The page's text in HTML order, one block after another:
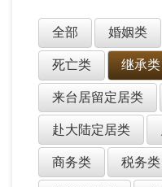
全部 婚姻类
死亡类 继承类
来台居留定居类
赴大陆定居类
商务类 税务类